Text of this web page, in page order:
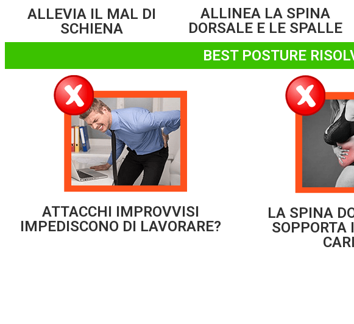
ALLEVIA IL MAL DI
SCHIENA
ALLINEA LA SPINA
DORSALE E LE SPALLE
BEST POSTURE
ATTACCHI IMPROVVISI
IMPEDISCONO DI LAVORARE?
LA SPINA
SOPPORTA